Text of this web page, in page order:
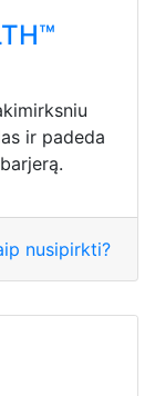
ir padeda
nusipirkti?